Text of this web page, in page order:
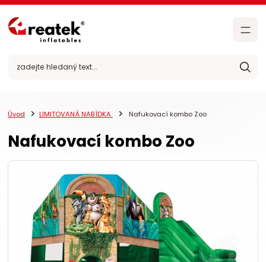
Úvod LIMITOVANÁ NABÍDKA Nafukovací kombo Zoo
Nafukovací kombo Zoo